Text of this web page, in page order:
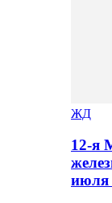
ЖД
12-я
июля